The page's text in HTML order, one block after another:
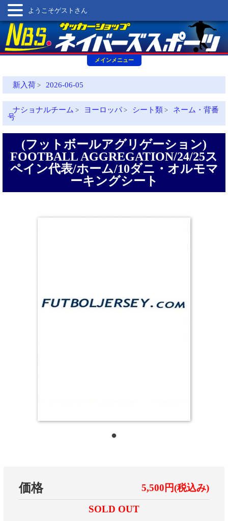
メインメニュー
ようこそゲストさん
新入荷 > 2026-06-05
ナショナルチーム > ヨーロッパ> シート類 >
ネーム・背番
号
(フットボールアグリゲーション)
FOOTBALL AGGREGATION/24/25ス
ペイン代表/ホーム/10ダニ・オルモマ
ーキングシート
価格
5,500円(税込み)
SOLD OUT